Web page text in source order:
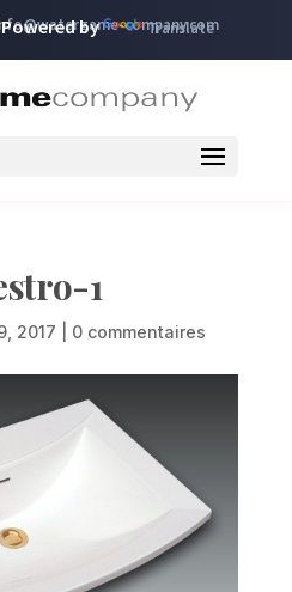
company.com
by Translate
1
2017 0 commentaires